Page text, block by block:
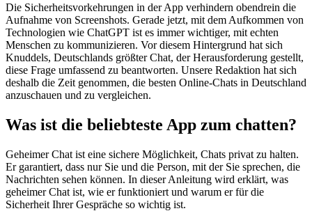
Die Sicherheitsvorkehrungen in der App verhindern obendrein die
Aufnahme von Screenshots. Gerade jetzt, mit dem Aufkommen von
Technologien wie ChatGPT ist es immer wichtiger, mit echten
Menschen zu kommunizieren. Vor diesem Hintergrund hat sich
Knuddels, Deutschlands größter Chat, der Herausforderung gestellt,
diese Frage umfassend zu beantworten. Unsere Redaktion hat sich
deshalb die Zeit genommen, die besten Online-Chats in Deutschland
anzuschauen und zu vergleichen.
Was ist die beliebteste App zum chatten?
Geheimer Chat ist eine sichere Möglichkeit, Chats privat zu halten.
Er garantiert, dass nur Sie und die Person, mit der Sie sprechen, die
Nachrichten sehen können. In dieser Anleitung wird erklärt, was
geheimer Chat ist, wie er funktioniert und warum er für die
Sicherheit Ihrer Gespräche so wichtig ist.